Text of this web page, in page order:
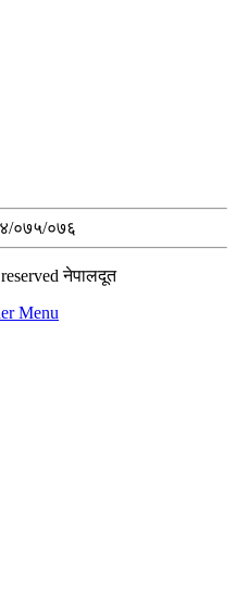
०७५/०७६
नेपालदूत